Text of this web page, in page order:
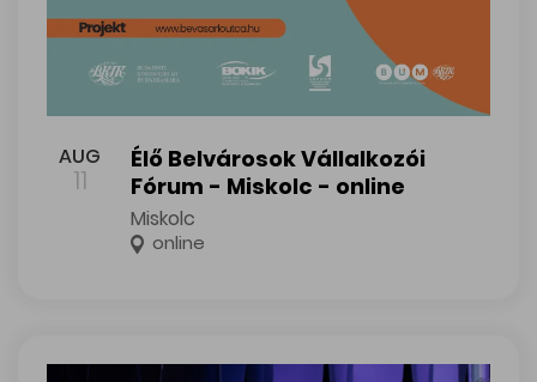
AUG
11
Élő Belvárosok Vállalkozói
Fórum - Miskolc - online
Miskolc
online